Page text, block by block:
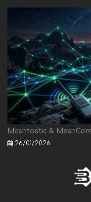
Meshtastic &
26/01/2026